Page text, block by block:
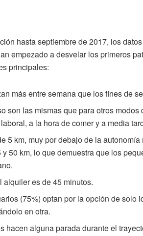
hasta septiembre de 2017, los
empezado a desvelar los primeros
principales:
más entre semana que los fines de
son las mismas que para otros
a la hora de comer y a media
5 km, muy por debajo de la
50 km, lo que demuestra que los
alquiler es de 45 minutos.
(75%) optan por la opción de solo
en otra.
hacen alguna parada durante el